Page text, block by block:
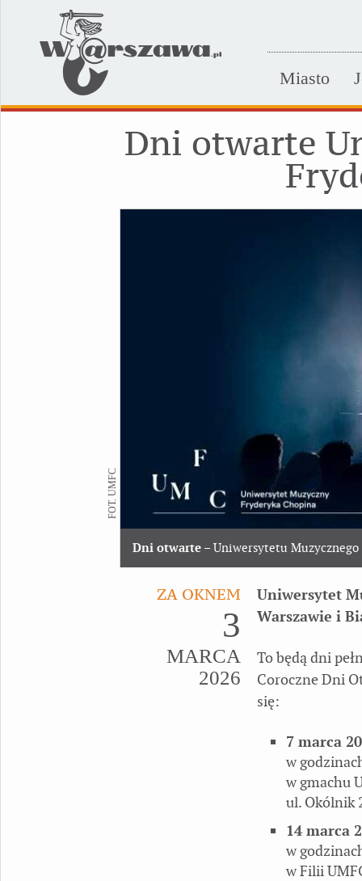
Miasto
Dni otwarte
Dni otwarte – Uniwersytetu
FOT. UMFC
ZA OKNEM
3
MARCA
2026
Uniwersytet
Warszawie i
To będą dni
Coroczne Dni
się:
7 marca
w
w gmachu
ul. Okólnik
14 marca
w
w Filii